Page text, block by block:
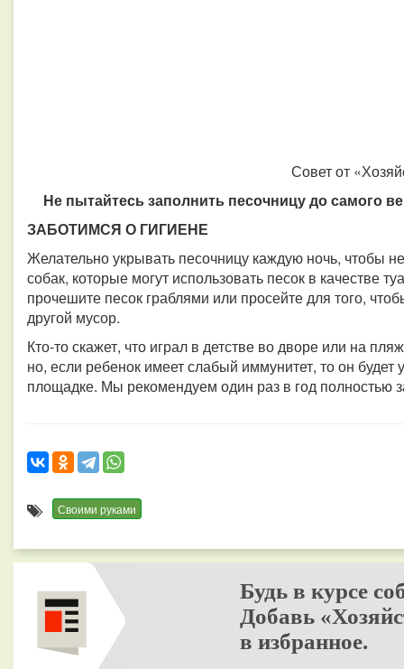
Совет от
Не пытайтесь заполнить песочницу до самого
ЗАБОТИМСЯ О ГИГИЕНЕ
Желательно укрывать песочницу каждую ночь, чтобы
собак, которые могут использовать песок в качестве
прочешите песок граблями или просейте для того,
другой мусор.
Кто-то скажет, что играл в детстве во дворе или на
но, если ребенок имеет слабый иммунитет, то он будет
площадке. Мы рекомендуем один раз в год полностью
Своими руками
Будь в курсе
Добавь
в избранное.